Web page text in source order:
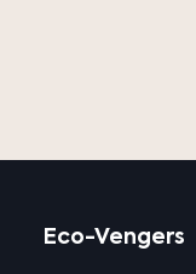
Eco-Vengers